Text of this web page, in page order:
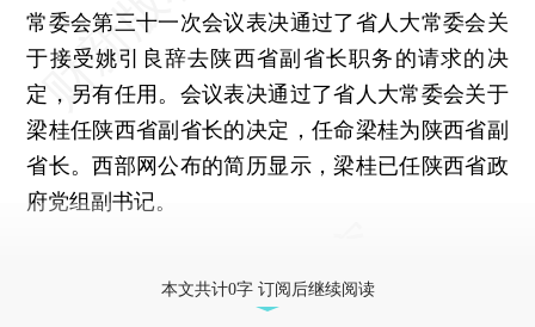
常委会第三十一次会议表决通过了省人大常委会关
于接受姚引良辞去陕西省副省长职务的请求的决
定，另有任用。会议表决通过了省人大常委会关于
梁桂任陕西省副省长的决定，任命梁桂为陕西省副
省长。西部网公布的简历显示，梁桂已任陕西省政
府党组副书记。
本文共计0字 订阅后继续阅读